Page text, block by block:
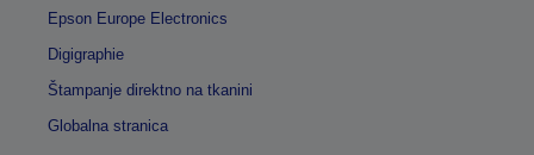
Epson Europe Electronics
Digigraphie
Štampanje direktno na tkanini
Globalna stranica